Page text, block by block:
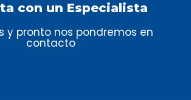
con un Especialista
y pronto nos pondremos en
contacto